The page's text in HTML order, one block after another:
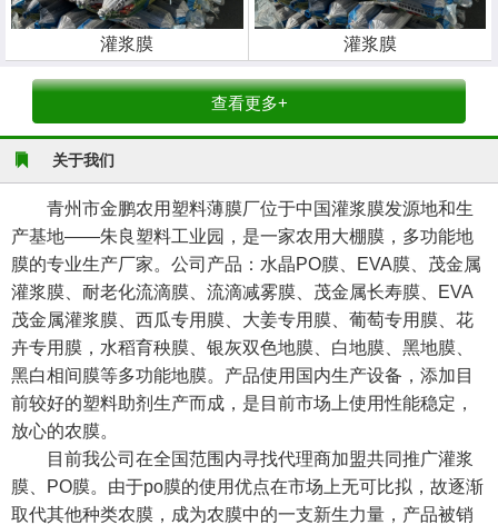
灌浆膜 灌浆膜
查看更多+
关于我们
青州市金鹏农用塑料薄膜厂位于中国灌浆膜发源地和生
产基地——朱良塑料工业园，是一家农用大棚膜，多功能地
膜的专业生产厂家。公司产品：水晶PO膜、EVA膜、茂金属
灌浆膜、耐老化流滴膜、流滴减雾膜、茂金属长寿膜、EVA
茂金属灌浆膜、西瓜专用膜、大姜专用膜、葡萄专用膜、花
卉专用膜，水稻育秧膜、银灰双色地膜、白地膜、黑地膜、
黑白相间膜等多功能地膜。产品使用国内生产设备，添加目
前较好的塑料助剂生产而成，是目前市场上使用性能稳定，
放心的农膜。
目前我公司在全国范围内寻找代理商加盟共同推广灌浆
膜、PO膜。由于po膜的使用优点在市场上无可比拟，故逐渐
取代其他种类农膜，成为农膜中的一支新生力量，产品被销